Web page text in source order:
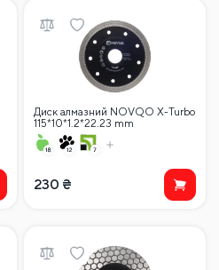
Диск алмазний NOVQO X-Turbo
115*10*1.2*22.23 mm
230 ₴